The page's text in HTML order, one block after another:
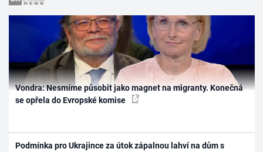
Vondra: Nesmíme působit jako magnet na migranty. Konečná
se opřela do Evropské komise
Podmínka pro Ukrajince za útok zápalnou lahví na dům s